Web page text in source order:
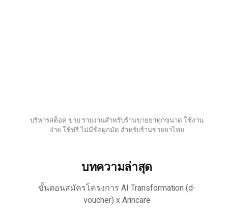
บริหารสต็อค ขาย รายงานสำหรับร้านขายยาทุกขนาด ใช้งาน
ง่าย ใช้ฟรี ไม่มีข้อผูกมัด สำหรับร้านขายยาไทย
บทความล่าสุด
ขั้นตอนสมัครโครงการ AI Transformation (d-
voucher) x Arincare